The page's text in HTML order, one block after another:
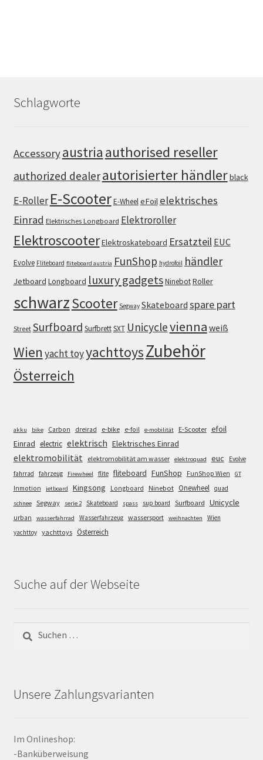
Schlagworte
Accessoryaustria authorised reseller
authorized dealerautorisierter händlerblack
E-Roller E-ScooterE-WheeleFoil elektrisches
Einrad Elektrisches Longboard Elektroroller
ElektroscooterElektroskateboard Ersatzteil EUC
Evolve Fliteboard fliteboard austria FunShop hydrofoil händler
Jetboard Longboard luxury gadgetsNinebotRoller
schwarzScooter Segway Skateboard spare part
Street Surfboard SurfbrettSXT Unicyclevienna weiß
Wien yacht toyyachttoysZubehör
Österreich
akku bike Carbon dreirad e-bike e-foil e-mobilität E-Scooter efoil
Einrad electric elektrisch Elektrisches Einrad
elektromobilität elektromobilität am wasser elektroquad euc
Evolve
fahrrad
fahrzeug Firewheel flite fliteboard FunShop FunShop Wien GT
Inmotion jetboard Kingsong Longboard Ninebot Onewheel quad
schnee Segway serie 2 Skateboard spass sup board Surfboard Unicycle
urban wasserfahrrad Wasserfahrzeug wassersport weihnachten
Wien
yachttoy yachttoys Österreich
Suche auf der Webseite
nach:
Unsere Zahlungsvarianten
Im Onlineshop:
-Banküberweisung